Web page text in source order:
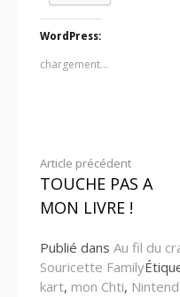
WordPress:
chargement…
Lire
la
Article précédent
TOUCHE PAS A
MON LIVRE !
Publié dans Au fil du
Souricette Family
kart, mon Chti,